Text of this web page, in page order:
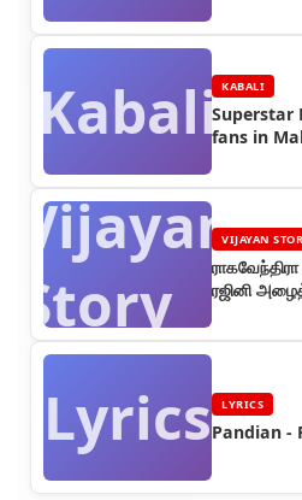
Kabali KABALI
Superstar
fans in
Vijayan
Story
VIJAYAN
ரஜினி
ரஜினியின்
Lyrics LYRICS
Pandian -